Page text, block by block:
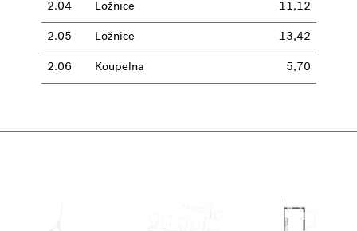
2.04 Ložnice 11,12
2.05 Ložnice 13,42
2.06 Koupelna 5,70